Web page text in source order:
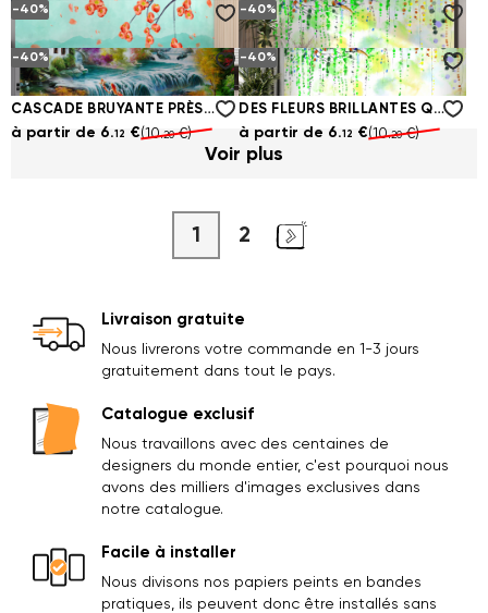
MONTAGNES ABSTRAITES AU COUCHER DU SOLEIL
à partir de6.12€(10.20€)
LE MATIN BRUMEUX DU PÊCHEUR
à partir de6.12€(10.20€)
-40%
SAKURA JAPONAISE DANS LE FOND DES MONTAGNES
à partir de6.12€(10.20€)
-40%
RÉSUMÉ FLEURS LUMINEUSES
à partir de6.12€(10.20€)
-40%
CASCADE BRUYANTE PRÈS DE LA MAISON EN AUTOMNE
à partir de 6.12 €(10.20€)
-40%
DES FLEURS BRILLANTES QUI PENDENT
à partir de 6.12 €(10.20€)
Voir plus
1 2
Livraison gratuite
Nous livrerons votre commande en 1-3 jours
gratuitement dans tout le pays.
Catalogue exclusif
Nous travaillons avec des centaines de
designers du monde entier, c'est pourquoi nous
avons des milliers d'images exclusives dans
notre catalogue.
Facile à installer
Nous divisons nos papiers peints en bandes
pratiques, ils peuvent donc être installés sans